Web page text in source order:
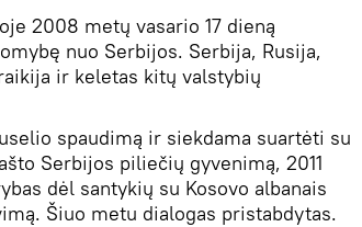
2008 metų vasario 17 dieną
nuo Serbijos. Serbija, Rusija,
ir keletas kitų valstybių
spaudimą ir siekdama suartėti su
Serbijos piliečių gyvenimą, 2011
dėl santykių su Kosovo albanais
Šiuo metu dialogas pristabdytas.